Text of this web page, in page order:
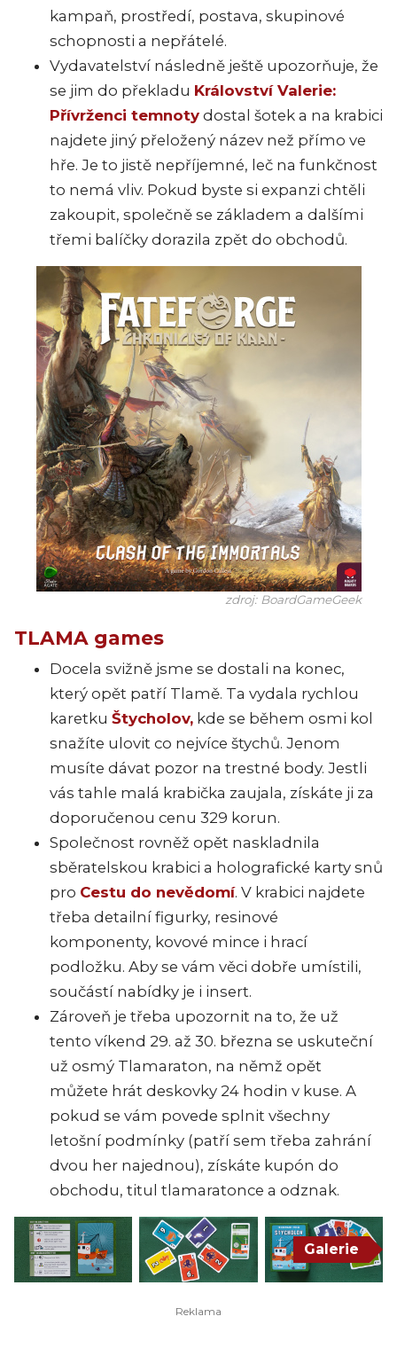
kampaň, prostředí, postava, skupinové
schopnosti a nepřátelé.
Vydavatelství následně ještě upozorňuje, že
se jim do překladu Království Valerie:
Přívrženci temnoty dostal šotek a na krabici
najdete jiný přeložený název než přímo ve
hře. Je to jistě nepříjemné, leč na funkčnost
to nemá vliv. Pokud byste si expanzi chtěli
zakoupit, společně se základem a dalšími
třemi balíčky dorazila zpět do obchodů.
zdroj: BoardGameGeek
TLAMA games
Docela svižně jsme se dostali na konec,
který opět patří Tlamě. Ta vydala rychlou
karetku Štycholov, kde se během osmi kol
snažíte ulovit co nejvíce štychů. Jenom
musíte dávat pozor na trestné body. Jestli
vás tahle malá krabička zaujala, získáte ji za
doporučenou cenu 329 korun.
Společnost rovněž opět naskladnila
sběratelskou krabici a holografické karty snů
pro Cestu do nevědomí. V krabici najdete
třeba detailní figurky, resinové
komponenty, kovové mince i hrací
podložku. Aby se vám věci dobře umístili,
součástí nabídky je i insert.
Zároveň je třeba upozornit na to, že už
tento víkend 29. až 30. března se uskuteční
už osmý Tlamaraton, na němž opět
můžete hrát deskovky 24 hodin v kuse. A
pokud se vám povede splnit všechny
letošní podmínky (patří sem třeba zahrání
dvou her najednou), získáte kupón do
obchodu, titul tlamaratonce a odznak.
Galerie